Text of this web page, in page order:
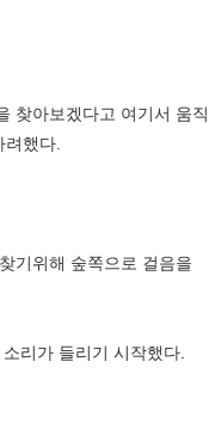
찾아보겠다고 여기서 움직
했다.
기위해 숲쪽으로 걸음을
리가 들리기 시작했다.